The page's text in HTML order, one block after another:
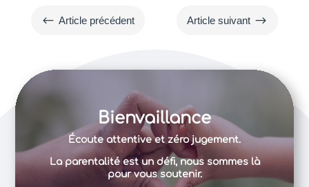
# Article précédent Article suivant $
Bienvaillance
Écoute attentive et zéro jugement.
La parentalité est un défi, nous sommes là
pour vous soutenir.